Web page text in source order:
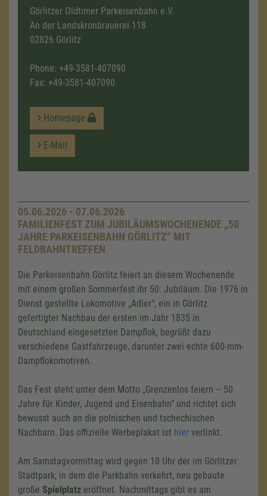
Görlitzer Oldtimer Parkeisenbahn e.V.
An der Landskronbrauerei 118
02826 Görlitz
Phone: +49-3581-407090
Fax: +49-3581-407090
Homepage
E-Mail
05.06.2026 - 07.06.2026
FAMILIENFEST ZUM JUBILÄUMSWOCHENENDE „50
JAHRE PARKEISENBAHN GÖRLITZ“ MIT
FELDBAHNTREFFEN
Die Parkeisenbahn Görlitz feiert an diesem Wochenende
mit einem großen Sommerfest ihr 50. Jubiläum. Die 1976 in
Dienst gestellte Lokomotive „Adler“, ein in Görlitz
gefertigter Nachbau der ersten im Jahr 1835 in
Deutschland eingesetzten Dampflok, begrüßt dazu
verschiedene Gastfahrzeuge, darunter zwei echte 600-mm-
Dampflokomotiven.
Das Fest steht unter dem Motto „Grenzenlos feiern – 50
Jahre für Kinder, Jugend und Eisenbahn“ und richtet sich
bewusst auch an die polnischen und tschechischen
Nachbarn. Das offizielle Werbeplakat ist hier verlinkt.
Am Samstagvormittag wird gegen 10 Uhr der im Görlitzer
Stadtpark, in dem die Parkbahn verkehrt, neu gebaute
große Spielplatz eröffnet. Nachmittags gibt es am